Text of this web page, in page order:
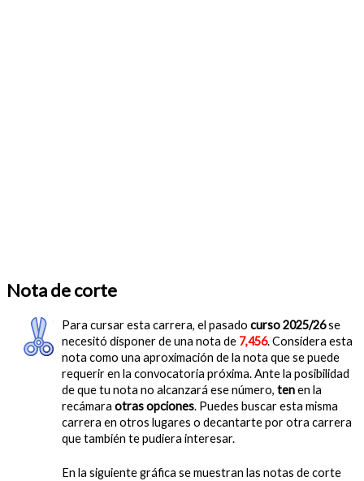
Nota de corte
Para cursar esta carrera, el pasado curso 2025/26se
necesitó disponer de una nota de 7,456. Considera esta
nota como una aproximación de la nota que se puede
requerir en la convocatoria próxima. Ante la posibilidad
de que tu nota no alcanzará ese número, tenen la
recámara otras opciones. Puedes buscar esta misma
carrera en otros lugares o decantarte por otra carrera
que también te pudiera interesar.
En la siguiente gráfica se muestran las notas de corte